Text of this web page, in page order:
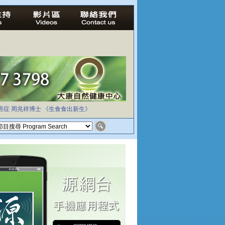
症 周兆祥博士 《生食食出新生》